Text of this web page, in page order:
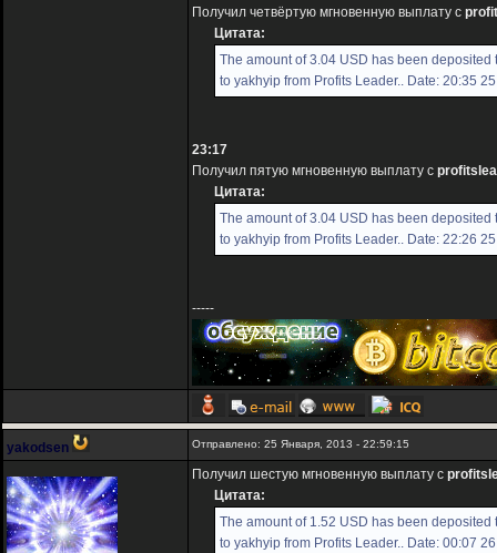
Получил четвёртую мгновенную выплату с
Цитата:
The amount of 3.04 USD has been
to yakhyip from Profits Leader.. Date: 20:35
23:17
Получил пятую мгновенную выплату с
Цитата:
The amount of 3.04 USD has been
to yakhyip from Profits Leader.. Date: 22:26
-----
yakodsen Отправлено: 25 Января, 2013 - 22:59:15
Получил шестую мгновенную выплату с
Цитата:
The amount of 1.52 USD has been
to yakhyip from Profits Leader.. Date: 00:07